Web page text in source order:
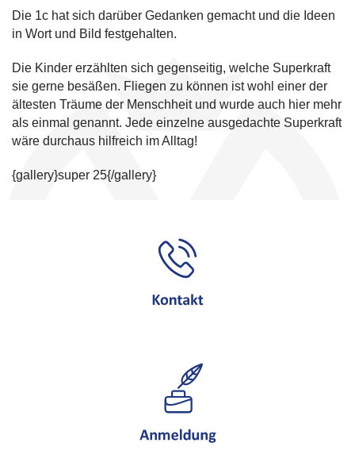
Die 1c hat sich darüber Gedanken gemacht und die Ideen
in Wort und Bild festgehalten.
Die Kinder erzählten sich gegenseitig, welche Superkraft
sie gerne besäßen. Fliegen zu können ist wohl einer der
ältesten Träume der Menschheit und wurde auch hier mehr
als einmal genannt. Jede einzelne ausgedachte Superkraft
wäre durchaus hilfreich im Alltag!
{gallery}super 25{/gallery}